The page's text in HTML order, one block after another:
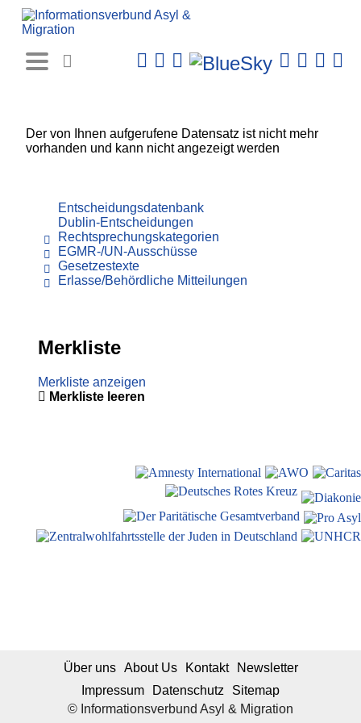
Der von Ihnen aufgerufene Datensatz ist nicht mehr
vorhanden und kann nicht angezeigt werden
Entscheidungsdatenbank
Dublin-Entscheidungen
Rechtsprechungskategorien
EGMR-/UN-Ausschüsse
Gesetzestexte
Erlasse/Behördliche Mitteilungen
Merkliste
Merkliste anzeigen
Merkliste leeren
© Informationsverbund Asyl & Migration
Über uns About Us Kontakt
Newsletter
Impressum
Datenschutz Sitemap